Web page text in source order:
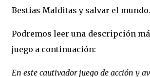
Bestias Malditas y salvar el mundo.
Podremos leer una descripción
juego a continuación:
En este cautivador juego de acción y